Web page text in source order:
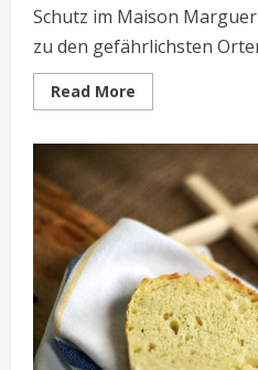
Schutz im Maison
zu den gefährlichsten
Read More
more
possible